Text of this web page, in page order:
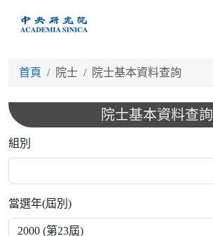
首頁 院士 院士基本資料查詢
院士基本資料查詢
組別
當選年(屆別)